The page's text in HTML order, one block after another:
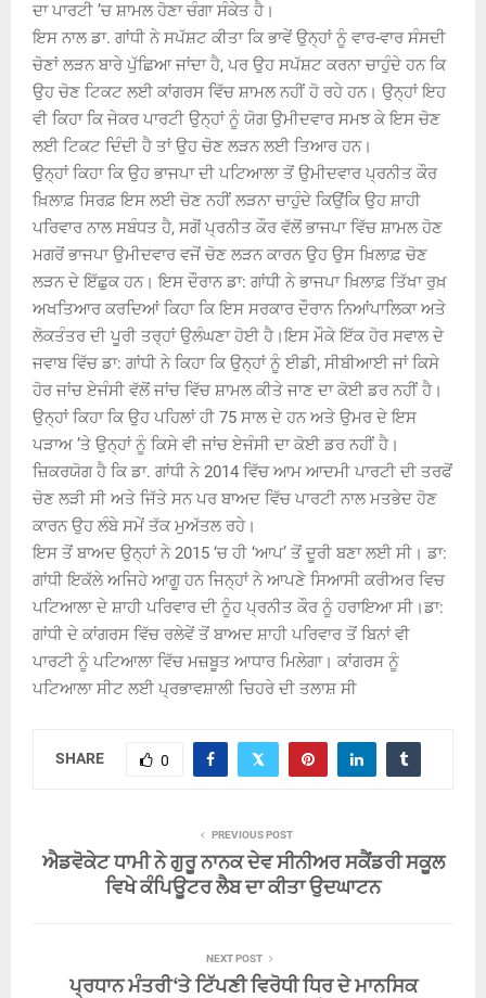
ਦਾ ਪਾਰਟੀ ’ਚ ਸ਼ਾਮਲ ਹੋਣਾ ਚੰਗਾ ਸੰਕੇਤ ਹੈ।
ਇਸ ਨਾਲ ਡਾ. ਗਾਂਧੀ ਨੇ ਸਪੱਸ਼ਟ ਕੀਤਾ ਕਿ ਭਾਵੇਂ ਉਨ੍ਹਾਂ ਨੂੰ ਵਾਰ-ਵਾਰ ਸੰਸਦੀ
ਚੋਣਾਂ ਲੜਨ ਬਾਰੇ ਪੁੱਛਿਆ ਜਾਂਦਾ ਹੈ, ਪਰ ਉਹ ਸਪੱਸ਼ਟ ਕਰਨਾ ਚਾਹੁੰਦੇ ਹਨ ਕਿ
ਉਹ ਚੋਣ ਟਿਕਟ ਲਈ ਕਾਂਗਰਸ ਵਿੱਚ ਸ਼ਾਮਲ ਨਹੀਂ ਹੋ ਰਹੇ ਹਨ। ਉਨ੍ਹਾਂ ਇਹ
ਵੀ ਕਿਹਾ ਕਿ ਜੇਕਰ ਪਾਰਟੀ ਉਨ੍ਹਾਂ ਨੂੰ ਯੋਗ ਉਮੀਦਵਾਰ ਸਮਝ ਕੇ ਇਸ ਚੋਣ
ਲਈ ਟਿਕਟ ਦਿੰਦੀ ਹੈ ਤਾਂ ਉਹ ਚੋਣ ਲੜਨ ਲਈ ਤਿਆਰ ਹਨ।
ਉਨ੍ਹਾਂ ਕਿਹਾ ਕਿ ਉਹ ਭਾਜਪਾ ਦੀ ਪਟਿਆਲਾ ਤੋਂ ਉਮੀਦਵਾਰ ਪ੍ਰਨੀਤ ਕੌਰ
ਖ਼ਿਲਾਫ਼ ਸਿਰਫ਼ ਇਸ ਲਈ ਚੋਣ ਨਹੀਂ ਲੜਨਾ ਚਾਹੁੰਦੇ ਕਿਉਂਕਿ ਉਹ ਸ਼ਾਹੀ
ਪਰਿਵਾਰ ਨਾਲ ਸਬੰਧਤ ਹੈ, ਸਗੋਂ ਪ੍ਰਨੀਤ ਕੌਰ ਵੱਲੋਂ ਭਾਜਪਾ ਵਿੱਚ ਸ਼ਾਮਲ ਹੋਣ
ਮਗਰੋਂ ਭਾਜਪਾ ਉਮੀਦਵਾਰ ਵਜੋਂ ਚੋਣ ਲੜਨ ਕਾਰਨ ਉਹ ਉਸ ਖ਼ਿਲਾਫ਼ ਚੋਣ
ਲੜਨ ਦੇ ਇੱਛੁਕ ਹਨ। ਇਸ ਦੌਰਾਨ ਡਾ: ਗਾਂਧੀ ਨੇ ਭਾਜਪਾ ਖ਼ਿਲਾਫ਼ ਤਿੱਖਾ ਰੁਖ਼
ਅਖਤਿਆਰ ਕਰਦਿਆਂ ਕਿਹਾ ਕਿ ਇਸ ਸਰਕਾਰ ਦੌਰਾਨ ਨਿਆਂਪਾਲਿਕਾ ਅਤੇ
ਲੋਕਤੰਤਰ ਦੀ ਪੂਰੀ ਤਰ੍ਹਾਂ ਉਲੰਘਣਾ ਹੋਈ ਹੈ।ਇਸ ਮੌਕੇ ਇੱਕ ਹੋਰ ਸਵਾਲ ਦੇ
ਜਵਾਬ ਵਿੱਚ ਡਾ: ਗਾਂਧੀ ਨੇ ਕਿਹਾ ਕਿ ਉਨ੍ਹਾਂ ਨੂੰ ਈਡੀ, ਸੀਬੀਆਈ ਜਾਂ ਕਿਸੇ
ਹੋਰ ਜਾਂਚ ਏਜੰਸੀ ਵੱਲੋਂ ਜਾਂਚ ਵਿੱਚ ਸ਼ਾਮਲ ਕੀਤੇ ਜਾਣ ਦਾ ਕੋਈ ਡਰ ਨਹੀਂ ਹੈ।
ਉਨ੍ਹਾਂ ਕਿਹਾ ਕਿ ਉਹ ਪਹਿਲਾਂ ਹੀ 75 ਸਾਲ ਦੇ ਹਨ ਅਤੇ ਉਮਰ ਦੇ ਇਸ
ਪੜਾਅ ’ਤੇ ਉਨ੍ਹਾਂ ਨੂੰ ਕਿਸੇ ਵੀ ਜਾਂਚ ਏਜੰਸੀ ਦਾ ਕੋਈ ਡਰ ਨਹੀਂ ਹੈ।
ਜ਼ਿਕਰਯੋਗ ਹੈ ਕਿ ਡਾ. ਗਾਂਧੀ ਨੇ 2014 ਵਿੱਚ ਆਮ ਆਦਮੀ ਪਾਰਟੀ ਦੀ ਤਰਫੋਂ
ਚੋਣ ਲੜੀ ਸੀ ਅਤੇ ਜਿੱਤੇ ਸਨ ਪਰ ਬਾਅਦ ਵਿੱਚ ਪਾਰਟੀ ਨਾਲ ਮਤਭੇਦ ਹੋਣ
ਕਾਰਨ ਉਹ ਲੰਬੇ ਸਮੇਂ ਤੱਕ ਮੁਅੱਤਲ ਰਹੇ।
ਇਸ ਤੋਂ ਬਾਅਦ ਉਨ੍ਹਾਂ ਨੇ 2015 ‘ਚ ਹੀ ‘ਆਪ’ ਤੋਂ ਦੂਰੀ ਬਣਾ ਲਈ ਸੀ। ਡਾ:
ਗਾਂਧੀ ਇਕੱਲੇ ਅਜਿਹੇ ਆਗੂ ਹਨ ਜਿਨ੍ਹਾਂ ਨੇ ਆਪਣੇ ਸਿਆਸੀ ਕਰੀਅਰ ਵਿਚ
ਪਟਿਆਲਾ ਦੇ ਸ਼ਾਹੀ ਪਰਿਵਾਰ ਦੀ ਨੂੰਹ ਪ੍ਰਨੀਤ ਕੌਰ ਨੂੰ ਹਰਾਇਆ ਸੀ।ਡਾ:
ਗਾਂਧੀ ਦੇ ਕਾਂਗਰਸ ਵਿੱਚ ਰਲੇਵੇਂ ਤੋਂ ਬਾਅਦ ਸ਼ਾਹੀ ਪਰਿਵਾਰ ਤੋਂ ਬਿਨਾਂ ਵੀ
ਪਾਰਟੀ ਨੂੰ ਪਟਿਆਲਾ ਵਿੱਚ ਮਜ਼ਬੂਤ ਆਧਾਰ ਮਿਲੇਗਾ। ਕਾਂਗਰਸ ਨੂੰ
ਪਟਿਆਲਾ ਸੀਟ ਲਈ ਪ੍ਰਭਾਵਸ਼ਾਲੀ ਚਿਹਰੇ ਦੀ ਤਲਾਸ਼ ਸੀ
SHARE 0
PREVIOUS POST
ਐਡਵੋਕੇਟ ਧਾਮੀ ਨੇ ਗੁਰੂ ਨਾਨਕ ਦੇਵ ਸੀਨੀਅਰ ਸਕੈਂਡਰੀ ਸਕੂਲ
ਵਿਖੇ ਕੰਪਿਊਟਰ ਲੈਬ ਦਾ ਕੀਤਾ ਉਦਘਾਟਨ
NEXT POST
ਪ੍ਰਧਾਨ ਮੰਤਰੀ ‘ਤੇ ਟਿੱਪਣੀ ਵਿਰੋਧੀ ਧਿਰ ਦੇ ਮਾਨਸਿਕ